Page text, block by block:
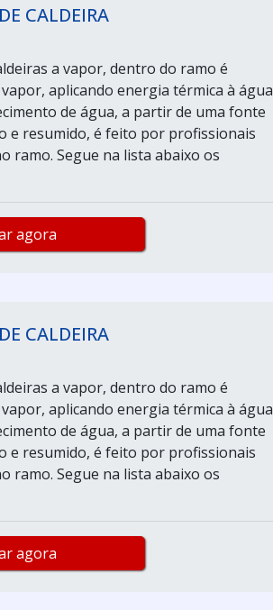
CALDEIRA
a vapor, dentro do ramo é
aplicando energia térmica à água
de água, a partir de uma fonte
e resumido, é feito por profissionais
ramo. Segue na lista abaixo os
agora
CALDEIRA
a vapor, dentro do ramo é
aplicando energia térmica à água
de água, a partir de uma fonte
e resumido, é feito por profissionais
ramo. Segue na lista abaixo os
agora